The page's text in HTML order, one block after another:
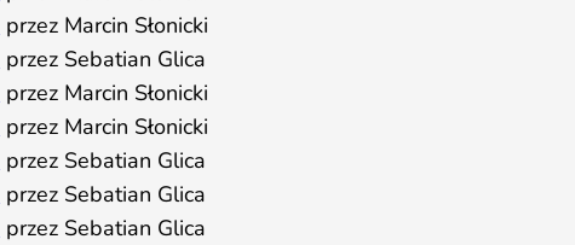
przez Marcin Słonicki
przez Sebatian Glica
przez Marcin Słonicki
przez Marcin Słonicki
przez Sebatian Glica
przez Sebatian Glica
przez Sebatian Glica